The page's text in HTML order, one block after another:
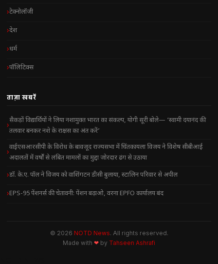
टेक्नोलॉजी
देश
धर्म
पॉलिटिक्स
ताज़ा खबरें
सैकड़ों विद्यार्थियों ने लिया नशामुक्त भारत का संकल्प, योगी सूरी बोले— ‘स्वामी दयानंद की
तलवार बनकर नशे के राक्षस का अंत करें’
वाईएसआरसीपी के विरोध के बावजूद राज्यसभा में चिंतकायला विजय ने विशेष सीबीआई
अदालतों में वर्षों से लंबित मामलों का मुद्दा जोरदार ढंग से उठाया
डॉ. के.ए. पॉल ने विजय को वाशिंगटन डीसी बुलाया, स्टालिन परिवार से अपील
EPS-95 पेंशनर्स की चेतावनी: पेंशन बढ़ाओ, वरना EPFO कार्यालय बंद
© 2026 NOTD News. All rights reserved.
Made with ❤ by Tahseen Ashrafi